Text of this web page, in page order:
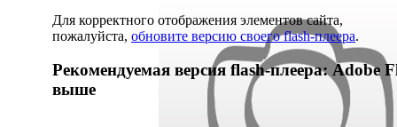
Для корректного отображения элементов сайта,
пожалуйста, обновите версию своего flash-плеера.
Рекомендуемая версия flash-плеера: Adobe
выше